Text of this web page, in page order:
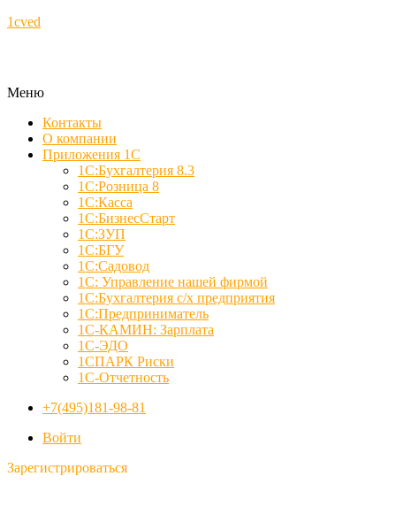
1cved
Меню
Контакты
О компании
Приложения 1С
1С:Бухгалтерия 8.3
1С:Розница 8
1С:Касса
1С:БизнесСтарт
1С:ЗУП
1С:БГУ
1С:Садовод
1С: Управление нашей фирмой
1С:Бухгалтерия с/х предприятия
1С:Предприниматель
1С-КАМИН: Зарплата
1С-ЭДО
1СПАРК Риски
1С-Отчетность
+7(495)181-98-81
Войти
Зарегистрироваться